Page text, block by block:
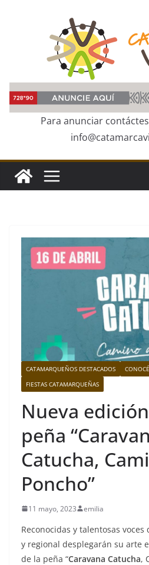
Para anunciar
CATAMARQUEÑOS DESTACADOS
FIESTAS CATAMARQUEÑAS
Nueva
peña
Catucha,
Poncho”
11 mayo, 2023 emilia
Reconocidas y talentosas
y regional desplegarán su arte
de la peña “Caravana Catucha,